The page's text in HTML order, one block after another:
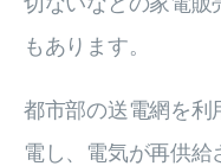
もあります。
都市部の送電網を利
電し、電気が再供給